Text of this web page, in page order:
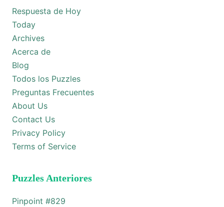
Respuesta de Hoy
Today
Archives
Acerca de
Blog
Todos los Puzzles
Preguntas Frecuentes
About Us
Contact Us
Privacy Policy
Terms of Service
Puzzles Anteriores
Pinpoint #829